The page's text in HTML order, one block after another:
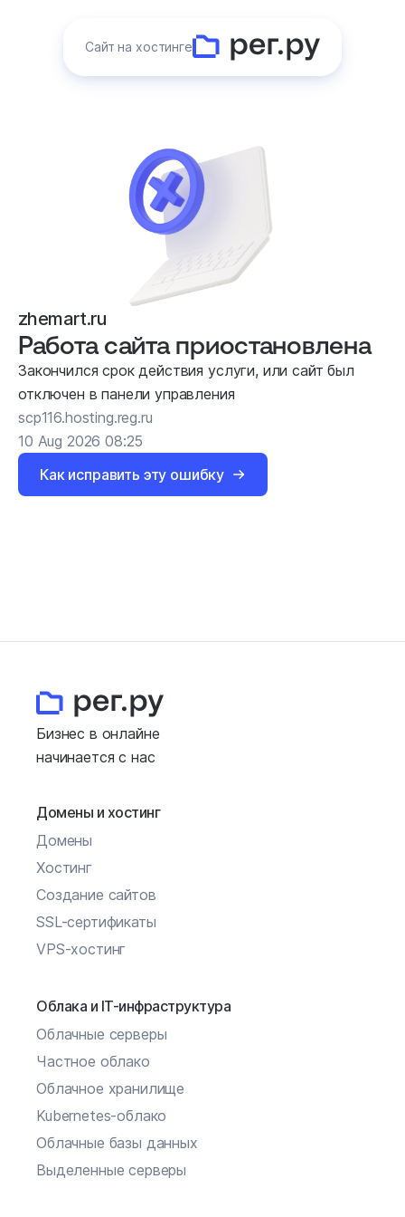
Сайт на хостинге
zhemart.ru
Работа сайта приостановлена
Закончился срок действия услуги, или сайт был
отключен в панели управления
scp116.hosting.reg.ru
10 Aug 2026 08:25
Как исправить эту ошибку
Бизнес в онлайне
начинается с нас
Домены и хостинг
Домены
Хостинг
Создание сайтов
SSL-сертификаты
VPS-хостинг
Облака и IT-инфраструктура
Облачные серверы
Частное облако
Облачное хранилище
Kubernetes-облако
Облачные базы данных
Выделенные серверы